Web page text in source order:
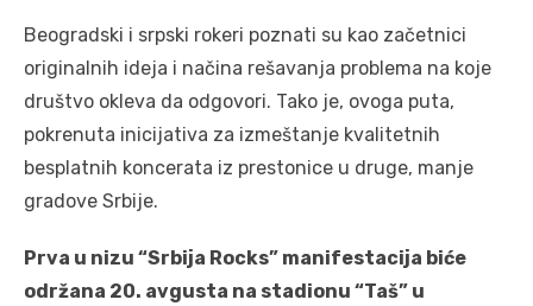
Beogradski i srpski rokeri poznati su kao začetnici
originalnih ideja i načina rešavanja problema na koje
društvo okleva da odgovori. Tako je, ovoga puta,
pokrenuta inicijativa za izmeštanje kvalitetnih
besplatnih koncerata iz prestonice u druge, manje
gradove Srbije.
Prva u nizu “Srbija Rocks” manifestacija biće
održana 20. avgusta na stadionu “Taš” u